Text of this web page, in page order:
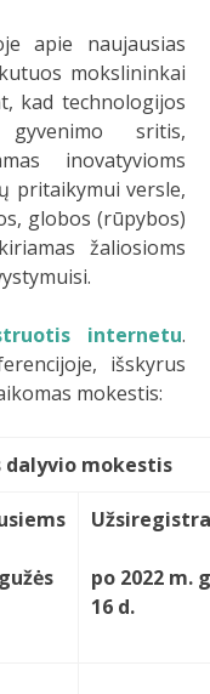
apie naujausias
mokslininkai
kad technologijos
sritis,
inovatyvioms
pritaikymui versle,
globos (rūpybos)
žaliosioms
internetu.
išskyrus
mokestis:
dalyvio mokestis
po 2022 m.
16 d.